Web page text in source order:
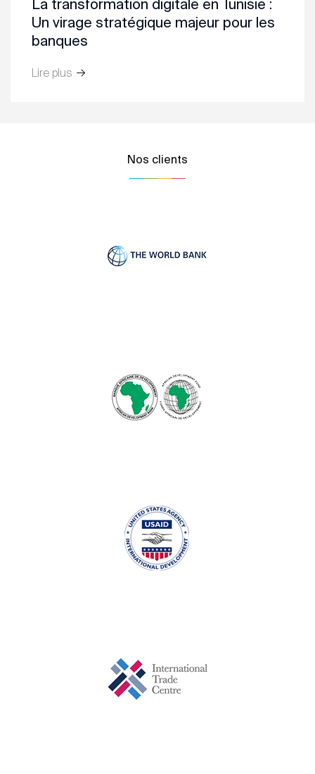
La transformation digitale en Tunisie :
Un virage stratégique majeur pour les
banques
Lire plus
Nos clients